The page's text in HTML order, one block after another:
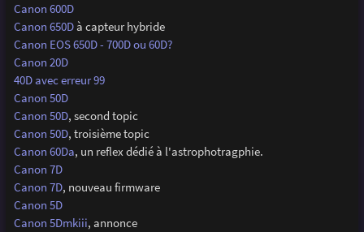
Canon 600D
Canon 650Dà capteur hybride
Canon EOS 650D - 700D ou 60D?
Canon 20D
40D avec erreur 99
Canon 50D
Canon 50D, second topic
Canon 50D, troisième topic
Canon 60Da, un reflex dédié à l'astrophotragphie.
Canon 7D
Canon 7D, nouveau firmware
Canon 5D
Canon 5Dmkiii, annonce